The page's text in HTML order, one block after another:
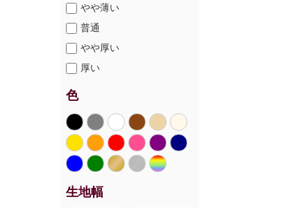
やや薄い
普通
やや厚い
厚い
色
生地幅